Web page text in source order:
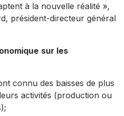
à la nouvelle réalité »,
président-directeur général
sur les
connu des baisses de plus
activités (production ou